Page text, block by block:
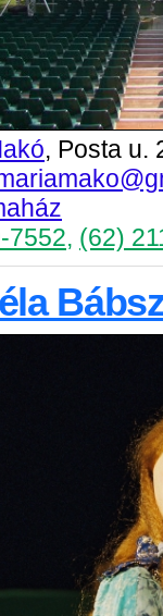
, Posta u.
7552, (62)